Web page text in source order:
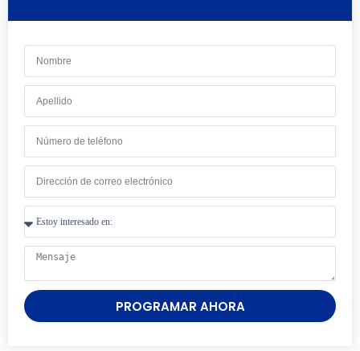
PROGRAMAR AHORA